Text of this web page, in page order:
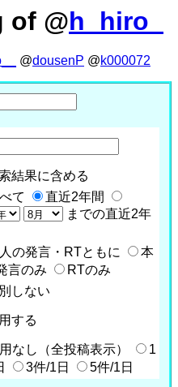
of @h_hiro_
@dousenP @k000072
結果に含める
て
直近2年間
までの直近2年
の発言・RTともに
本
言のみ
RTのみ
しない
する
なし（全投稿表示）
1
3件/1日 5件/1日